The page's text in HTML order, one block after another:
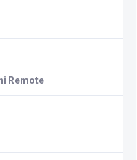
Remote